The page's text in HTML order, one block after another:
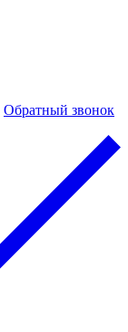
Обратный звонок